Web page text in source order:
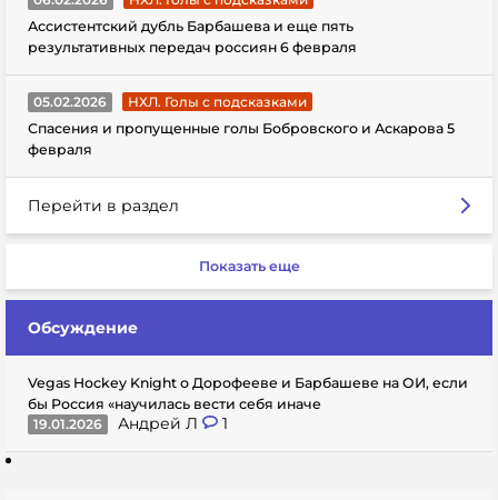
Ассистентский дубль Барбашева и еще пять
результативных передач россиян 6 февраля
05.02.2026
НХЛ. Голы с подсказками
Спасения и пропущенные голы Бобровского и Аскарова 5
февраля
Перейти в раздел
Показать еще
Обсуждение
Vegas Hockey Knight о Дорофееве и Барбашеве на ОИ, если
бы Россия «научилась вести себя иначе
19.01.2026
Андрей Л 1